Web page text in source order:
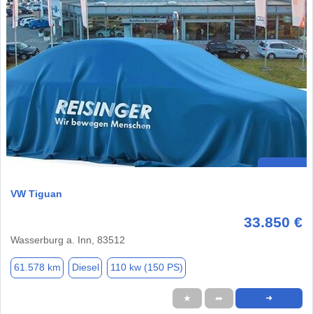
VW Tiguan
33.850 €
Wasserburg a. Inn, 83512
61.578 km Diesel 110 kw (150 PS)
★ ➦ ➜